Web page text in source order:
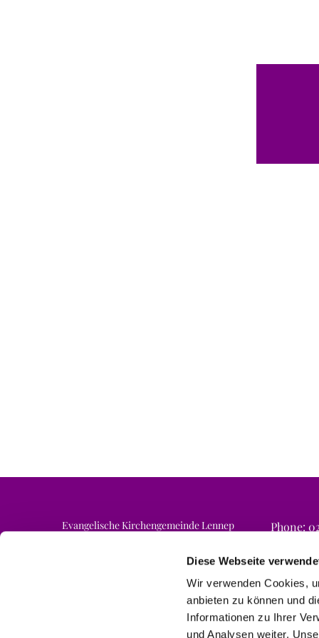
Diese Webseite
Wir verwenden Cookies,
anbieten zu können und
Informationen zu Ihrer
und Analysen weiter.
Evangelische Kirchengemeinde Lennep
Phone: